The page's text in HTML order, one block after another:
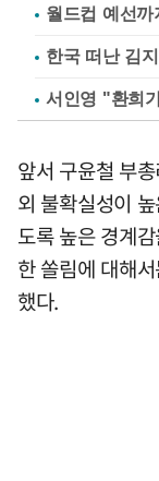
월드컵 예선
한국 떠난 김
서인영 "환희
앞서 구윤철 부
외 불확실성이
도록 높은 경계
한 쏠림에 대해
했다.